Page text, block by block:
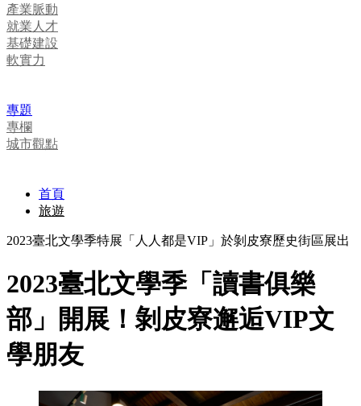
產業脈動
就業人才
基礎建設
軟實力
專題
專欄
城市觀點
首頁
旅遊
2023臺北文學季特展「人人都是VIP」於剝皮寮歷史街區展出
2023臺北文學季「讀書俱樂
部」開展！剝皮寮邂逅VIP文
學朋友